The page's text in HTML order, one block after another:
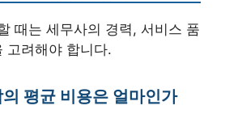
때는 세무사의 경력, 서비스 품
고려해야 합니다.
평균 비용은 얼마인가